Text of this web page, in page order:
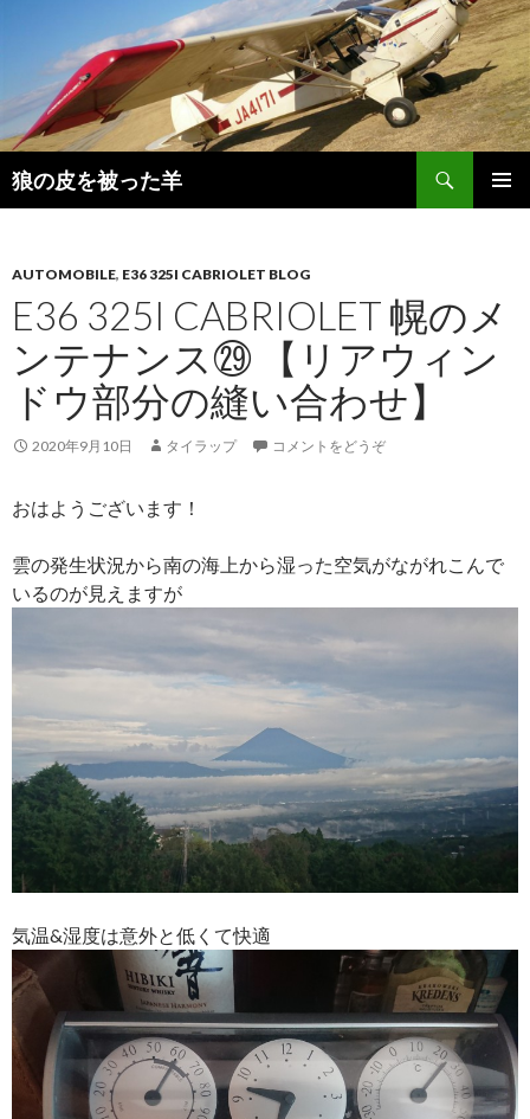
狼の皮を被った羊
検
索
ン
ツ
へ
移
動
AUTOMOBILE, E36 325I CABRIOLET BLOG
E36 325I CABRIOLET 幌のメ
ンテナンス㉙ 【リアウィン
ドウ部分の縫い合わせ】
2020年9月10日 タイラップ コメントをどうぞ
おはようございます！
雲の発生状況から南の海上から湿った空気がながれこんで
いるのが見えますが
気温&湿度は意外と低くて快適